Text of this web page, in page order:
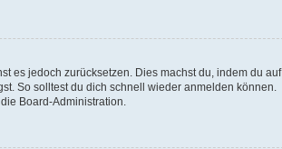
es jedoch zurücksetzen. Dies machst du, indem du auf
So solltest du dich schnell wieder anmelden können.
Board-Administration.